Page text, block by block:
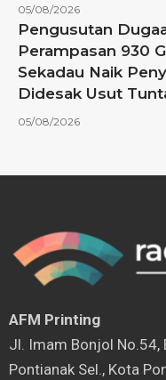
05/08/2026
Pengusutan
Perampasan 930
Sekadau Naik
Didesak Usut
05/08/2026
AFM Printing
⁠Jl. Imam Bonjol No.54,
Pontianak Sel., Kota